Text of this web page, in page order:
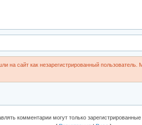
на сайт как незарегистрированный
комментарии могут только зарегистрированные